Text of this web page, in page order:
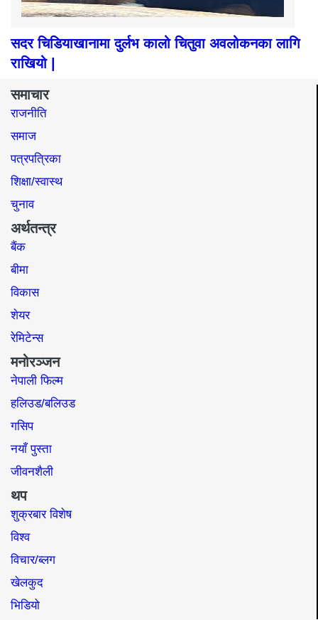
सदर चिडियाखानामा दुर्लभ कालो चितुवा अवलोकनका लागि
राखियो |
समाचार
राजनीति
समाज​
पत्रपत्रिका
शिक्षा/स्वास्थ
चुनाव
अर्थतन्त्र
बैंक
बीमा
विकास
शेयर
रेमिटेन्स
मनोरञ्जन
नेपाली फिल्म
हलिउड/बलिउड
गसिप
नयाँ पुस्ता
जीवनशैली
थप
शुक्रबार विशेष
विश्व
विचार/ब्लग
खेलकुद
भिडियो